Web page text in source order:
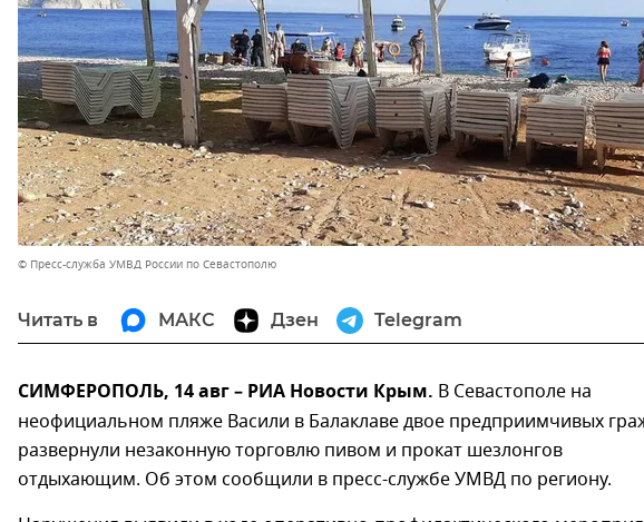
© Пресс-служба УМВД России по Севастополю
Читать в МАКС Дзен Telegram
СИМФЕРОПОЛЬ, 14 авг – РИА Новости Крым. В Севастополе на
неофициальном пляже Васили в Балаклаве двое предприимчивых
развернули незаконную торговлю пивом и прокат шезлонгов
отдыхающим. Об этом сообщили в пресс-службе УМВД по региону.